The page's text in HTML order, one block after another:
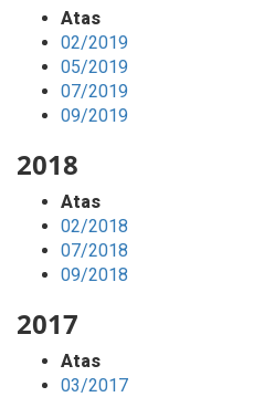
Atas
02/2019
05/2019
07/2019
09/2019
2018
Atas
02/2018
07/2018
09/2018
2017
Atas
03/2017